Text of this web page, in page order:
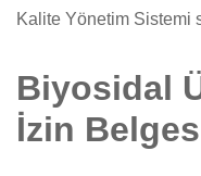
Kalite Yönetim Sistemi
Biyosidal
İzin